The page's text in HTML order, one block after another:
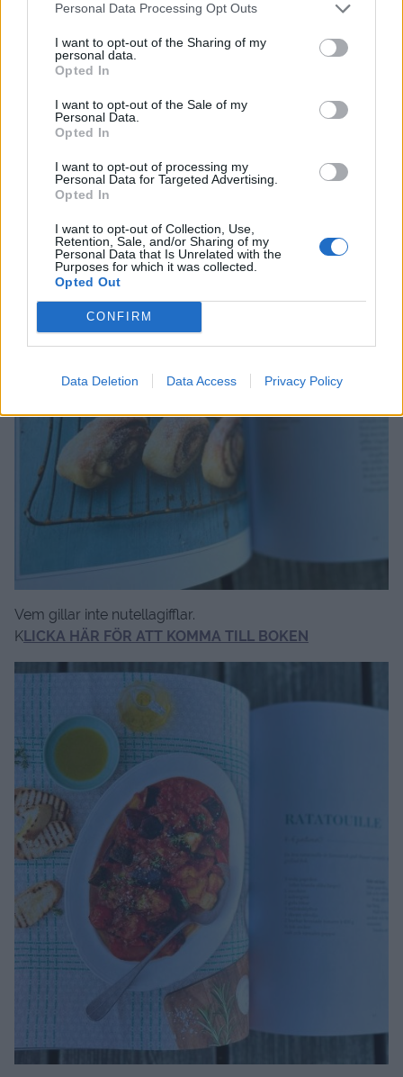
Personal Data Processing Opt Outs
I want to opt-out of the Sharing of my
personal data.
Opted In
I want to opt-out of the Sale of my
Personal Data.
Opted In
I want to opt-out of processing my
Personal Data for Targeted Advertising.
Opted In
I want to opt-out of Collection, Use,
Retention, Sale, and/or Sharing of my
Personal Data that Is Unrelated with the
Purposes for which it was collected.
Opted Out
CONFIRM
Data Deletion Data Access Privacy Policy
Vem gillar inte nutellagifflar.
KLICKA HÄR FÖR ATT KOMMA TILL BOKEN